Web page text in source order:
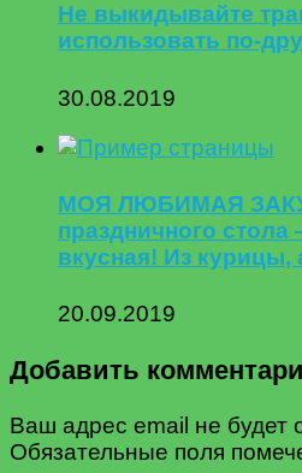
Не выкидывайте
использовать по-
30.08.2019
МОЯ ЛЮБИМАЯ
праздничного
вкусная! Из
20.09.2019
Добавить
Ваш адрес email не будет
Обязательные поля